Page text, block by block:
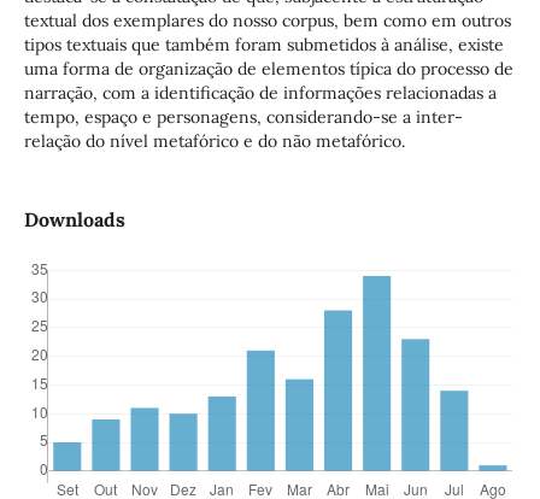
textual dos exemplares do nosso corpus, bem como em outros
tipos textuais que também foram submetidos à análise, existe
uma forma de organização de elementos típica do processo de
narração, com a identificação de informações relacionadas a
tempo, espaço e personagens, considerando-se a inter-
relação do nível metafórico e do não metafórico.
Downloads